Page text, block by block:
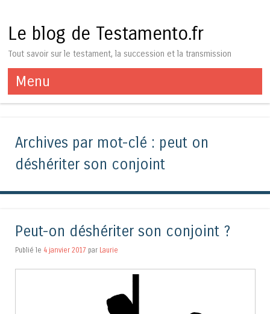
Le blog de Testamento.fr
Tout savoir sur le testament, la succession et la transmission
Menu
Aller au contenu
Archives par mot-clé : peut on
déshériter son conjoint
Peut-on déshériter son conjoint ?
Publié le 4 janvier 2017 par Laurie